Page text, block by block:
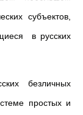
субъектов,
в русских
безличных
простых и